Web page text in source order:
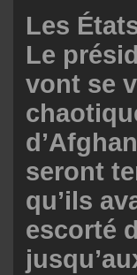
Les
Le
vont se
seront
qu’ils
escorté